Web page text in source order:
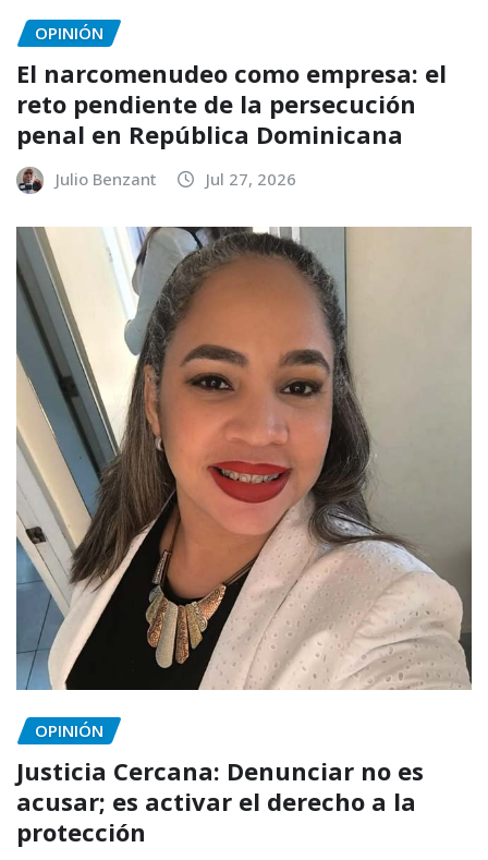
OPINIÓN
El narcomenudeo como empresa: el
reto pendiente de la persecución
penal en República Dominicana
Julio Benzant Jul 27, 2026
OPINIÓN
Justicia Cercana: Denunciar no es
acusar; es activar el derecho a la
protección